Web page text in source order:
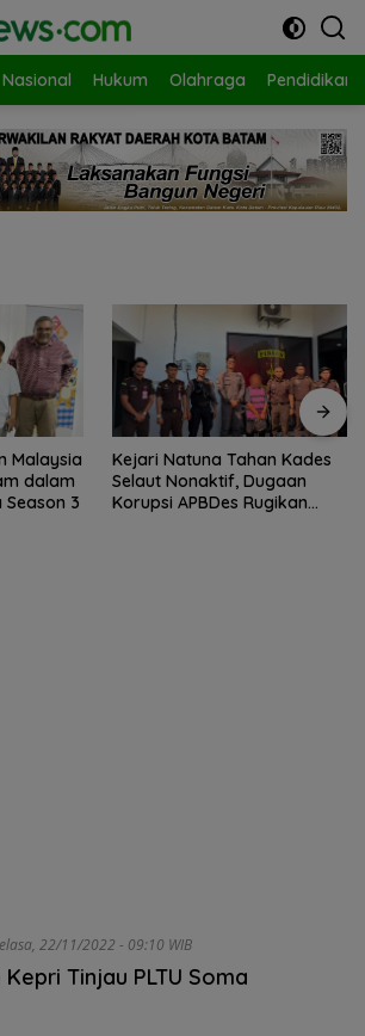
Nasional Hukum Olahraga Pendidikan
Malaysia
dalam
Season 3
Kejari Natuna Tahan Kades
Selaut Nonaktif, Dugaan
Korupsi APBDes Rugikan
Selasa, 22/11/2022 - 09:10 WIB
Kepri Tinjau PLTU Soma